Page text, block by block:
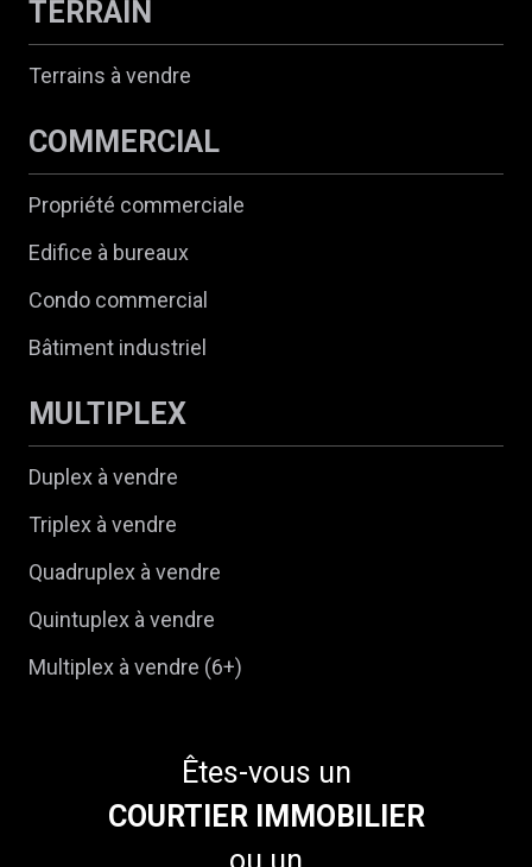
TERRAIN
Terrains à vendre
COMMERCIAL
Propriété commerciale
Edifice à bureaux
Condo commercial
Bâtiment industriel
MULTIPLEX
Duplex à vendre
Triplex à vendre
Quadruplex à vendre
Quintuplex à vendre
Multiplex à vendre (6+)
Êtes-vous un
COURTIER IMMOBILIER
ou un